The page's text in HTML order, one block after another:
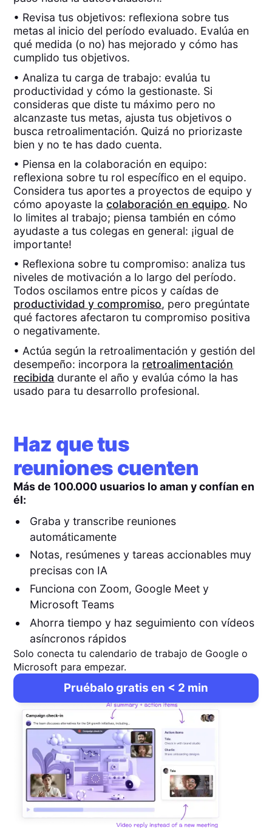
• Revisa tus objetivos: reflexiona sobre tus
metas al inicio del período evaluado. Evalúa en
qué medida (o no) has mejorado y cómo has
cumplido tus objetivos.
• Analiza tu carga de trabajo: evalúa tu
productividad y cómo la gestionaste. Si
consideras que diste tu máximo pero no
alcanzaste tus metas, ajusta tus objetivos o
busca retroalimentación. Quizá no priorizaste
bien y no te has dado cuenta.
• Piensa en la colaboración en equipo:
reflexiona sobre tu rol específico en el equipo.
Considera tus aportes a proyectos de equipo y
cómo apoyaste lacolaboración en equipo. No
lo limites al trabajo; piensa también en cómo
ayudaste a tus colegas en general: ¡igual de
importante!
• Reflexiona sobre tu compromiso: analiza tus
niveles de motivación a lo largo del período.
Todos oscilamos entre picos y caídas de
productividad y compromiso, pero pregúntate
qué factores afectaron tu compromiso positiva
o negativamente.
• Actúa según la retroalimentación y gestión del
desempeño: incorpora la retroalimentación
recibida durante el año y evalúa cómo la has
usado para tu desarrollo profesional.
Haz que tus
reuniones cuenten
Más de 100.000 usuarios lo aman y confían en
él:
Graba y transcribe reuniones
automáticamente
Notas, resúmenes y tareas accionables muy
precisas con IA
Funciona con Zoom, Google Meet y
Microsoft Teams
Ahorra tiempo y haz seguimiento con vídeos
asíncronos rápidos
Solo conecta tu calendario de trabajo de Google o
Microsoft para empezar.
Pruébalo gratis en < 2 min